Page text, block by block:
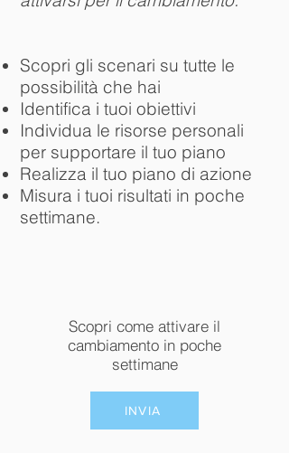
Scopri gli scenari su tutte le
possibilità che hai
Identifica i tuoi obiettivi
Individua le risorse personali
per supportare il tuo piano
Realizza il tuo piano di azione
Misura i tuoi risultati in poche
settimane.
Scopri come attivare il
cambiamento in poche
settimane
INVIA